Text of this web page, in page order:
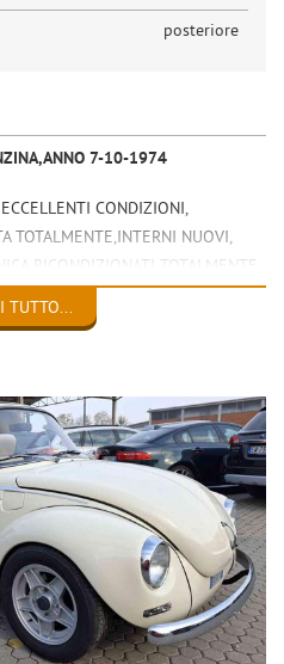
posteriore
7-10-1974
CONDIZIONI,
TOTALMENTE,INTERNI NUOVI,
RICONDIZIONATI TOTALMENTE,
TUTTO...